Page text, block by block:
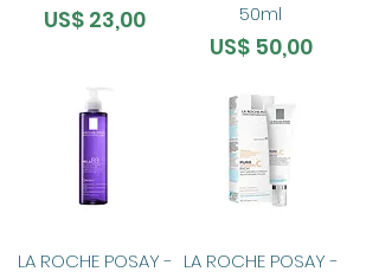
Preço
US$ 23,00
50ml
Preço
US$ 50,00
LA ROCHE POSAY - LA ROCHE POSAY -